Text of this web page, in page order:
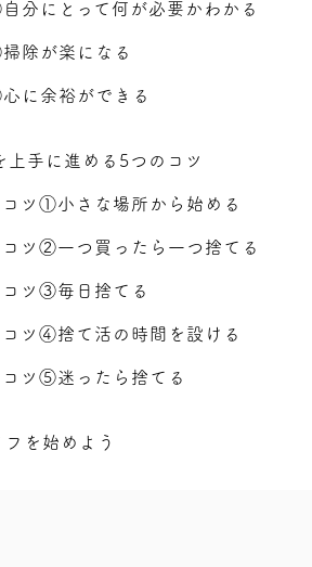
分にとって何が必要かわかる
除が楽になる
に余裕ができる
上手に進める5つのコツ
ツ①小さな場所から始める
ツ②一つ買ったら一つ捨てる
ツ③毎日捨てる
ツ④捨て活の時間を設ける
ツ⑤迷ったら捨てる
を始めよう